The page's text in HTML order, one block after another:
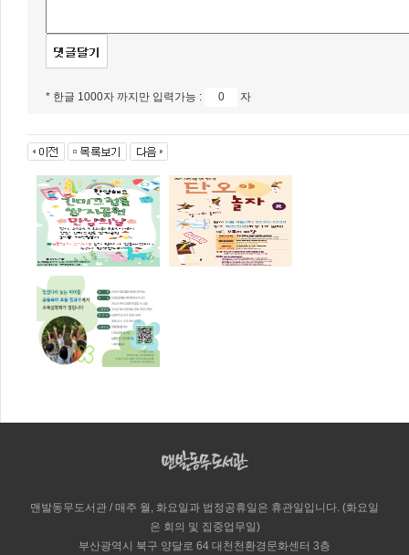
* 한글 1000자 까지만 입력가능 : 자
맨발동무도서관 / 매주 월, 화요일과 법정공휴일은 휴관일입니다. (화요일
은 회의 및 집중업무일)
부산광역시 북구 양달로 64 대천천환경문화센터 3층